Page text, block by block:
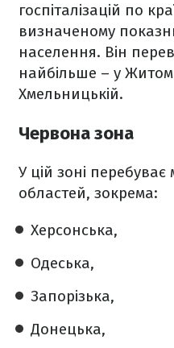
госпіталізацій по
визначеному
населення. Він
найбільше – у
Хмельницькій.
Червона зона
У цій зоні перебуває
областей, зокрема:
Херсонська,
Одеська,
Запорізька,
Донецька,